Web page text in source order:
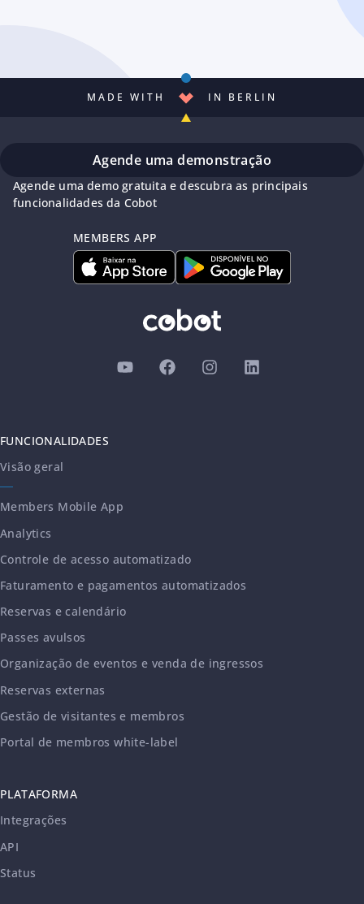
MADE WITH IN BERLIN
FUNCIONALIDADES
Visão geral
Members Mobile App
Analytics
Controle de acesso automatizado
Faturamento e pagamentos automatizados
Reservas e calendário
Passes avulsos
Organização de eventos e venda de ingressos
Reservas externas
Gestão de visitantes e membros
Portal de membros white-label
PLATAFORMA
Integrações
API
Status
Agende uma demonstração
Agende uma demo gratuita e descubra as principais
funcionalidades da Cobot
MEMBERS APP